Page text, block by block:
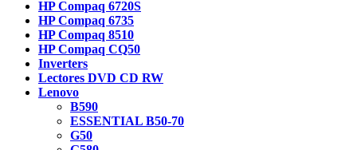
HP Compaq 6720S
HP Compaq 6735
HP Compaq 8510
HP Compaq CQ50
Inverters
Lectores DVD CD RW
Lenovo
B590
ESSENTIAL B50-70
G50